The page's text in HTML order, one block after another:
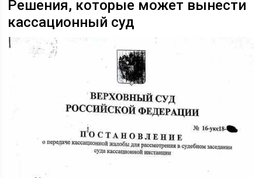
Решения, которые может вынести
кассационный суд